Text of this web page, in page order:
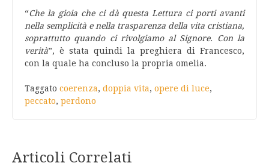
“Che la gioia che ci dà questa Lettura ci porti avanti
nella semplicità e nella trasparenza della vita cristiana,
soprattutto quando ci rivolgiamo al Signore. Con la
verità”, è stata quindi la preghiera di Francesco,
con la quale ha concluso la propria omelia.
Taggato coerenza, doppia vita, opere di luce,
peccato, perdono
Articoli Correlati